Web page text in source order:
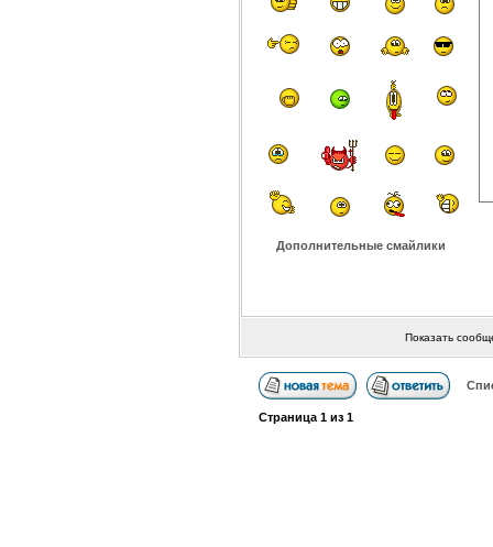
Дополнительные смайлики
Показать
Страница 1из 1